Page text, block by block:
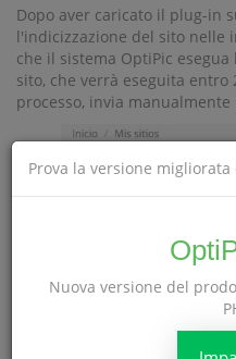
Dopo aver caricato il plug-in
l'indicizzazione del sito nelle
che il sistema OptiPic
sito, che verrà eseguita entro
processo, invia
Una volta completata la
mostrerà il numero di
troveranno sul tuo sito. Puoi
Prova la versione migliorata
Nuova versione del